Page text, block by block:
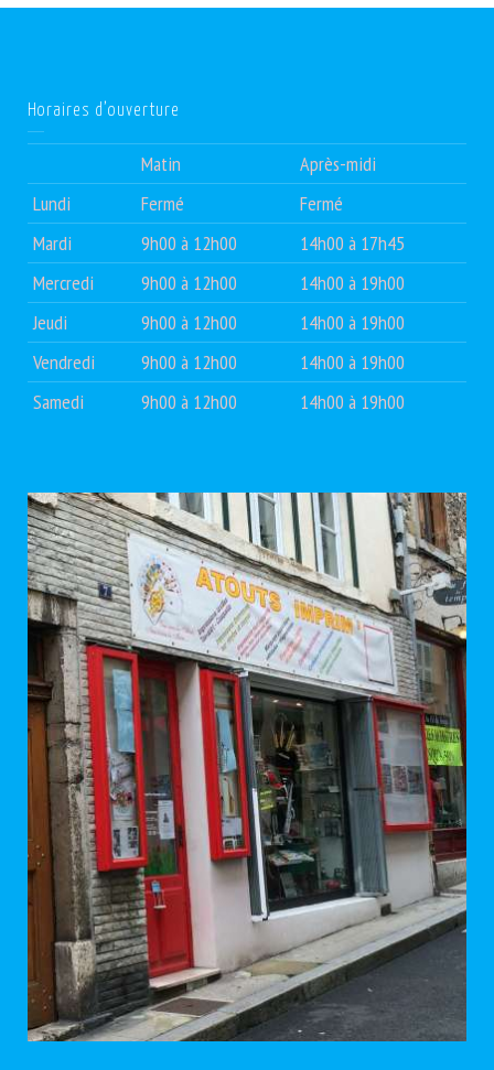
Horaires d’ouverture
Matin
Après-midi
Lundi
Fermé
Fermé
Mardi
9h00 à 12h00
14h00 à 17h45
Mercredi
9h00 à 12h00
14h00 à 19h00
Jeudi
9h00 à 12h00
14h00 à 19h00
Vendredi
9h00 à 12h00
14h00 à 19h00
Samedi
9h00 à 12h00 14h00 à 19h00